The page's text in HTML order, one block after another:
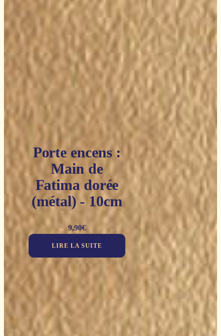
Porte encens :
Main de
Fatima dorée
(métal) - 10cm
9,90€
LIRE LA SUITE